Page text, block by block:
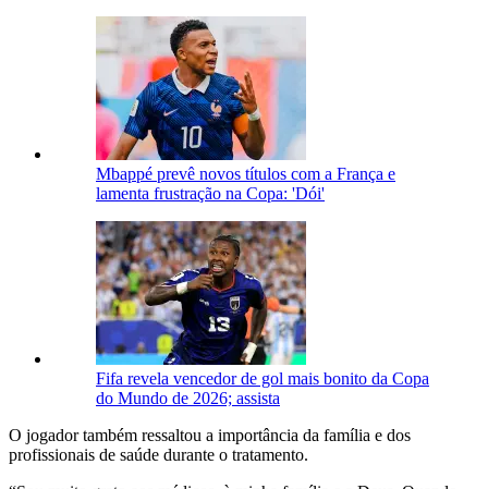
Mbappé prevê novos títulos com a França e
lamenta frustração na Copa: 'Dói'
Fifa revela vencedor de gol mais bonito da Copa
do Mundo de 2026; assista
O jogador também ressaltou a importância da família e dos
profissionais de saúde durante o tratamento.